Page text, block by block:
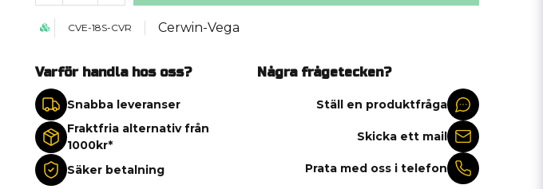
CVE-18S-CVR Cerwin-Vega
Varför handla hos oss?
Snabba leveranser
Fraktfria alternativ från
1000kr*
Säker betalning
Några frågetecken?
Ställ en produktfråga
Skicka ett mail
Prata med oss i telefon